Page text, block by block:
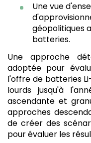
Une vue
géopolitiques
batteries.
Une approche
adoptée pour
l'offre de batteries
lourds jusqu'à
ascendante et
approches
de créer des
pour évaluer les